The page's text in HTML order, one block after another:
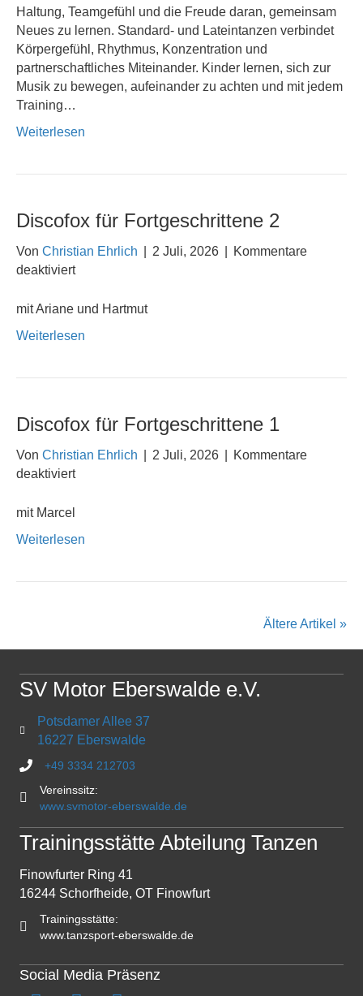
Haltung, Teamgefühl und die Freude daran, gemeinsam
Neues zu lernen. Standard- und Lateintanzen verbindet
Körpergefühl, Rhythmus, Konzentration und
partnerschaftliches Miteinander. Kinder lernen, sich zur
Musik zu bewegen, aufeinander zu achten und mit jedem
Training…
Weiterlesen
Discofox für Fortgeschrittene 2
Von Christian Ehrlich 2 Juli, 2026
Kommentare
deaktiviertfür
für
2
mit Ariane und Hartmut
Weiterlesen
Discofox für Fortgeschrittene 1
Von Christian Ehrlich 2 Juli, 2026
Kommentare
deaktiviertfür
1
mit Marcel
Weiterlesen
Ältere Artikel »
SV Motor Eberswalde e.V.
Potsdamer Allee 37
16227 Eberswalde
+49 3334 212703
Vereinssitz:
www.svmotor-eberswalde.de
Trainingsstätte Abteilung Tanzen
Finowfurter Ring 41
16244 Schorfheide, OT Finowfurt
Trainingsstätte:
www.tanzsport-eberswalde.de
Social Media Präsenz